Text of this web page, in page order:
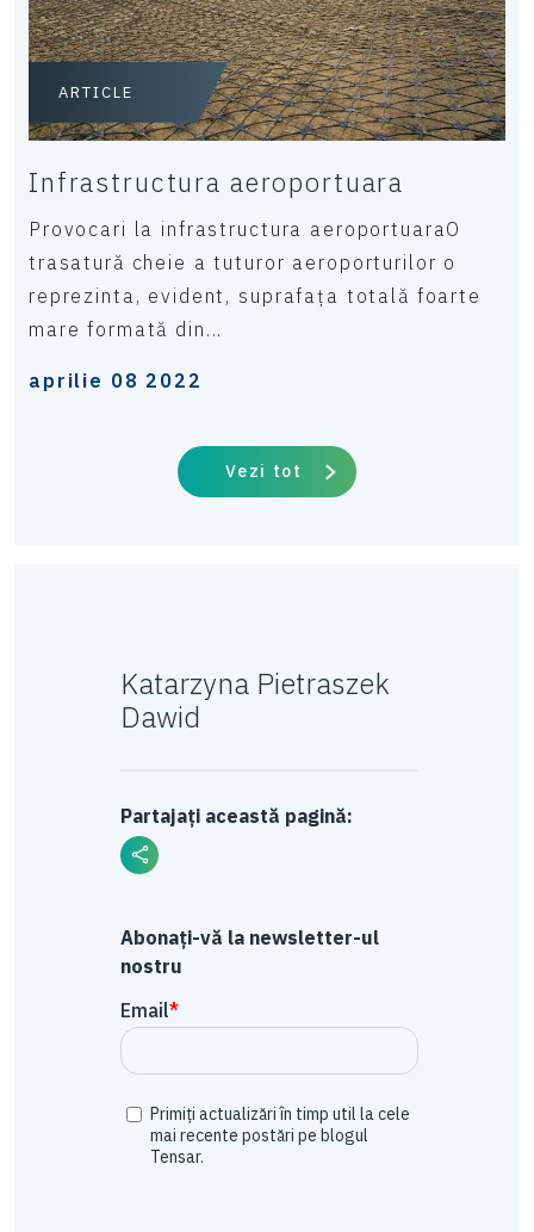
Katarzyna Pietraszek
Dawid
Partajați această pagină:
Abonați-vă la newsletter-ul
nostru
ARTICLE
Infrastructura aeroportuara
Provocari la infrastructura aeroportuaraO
trasatură cheie a tuturor aeroporturilor o
reprezinta, evident, suprafața totală foarte
mare formată din...
aprilie 08 2022
Vezi tot